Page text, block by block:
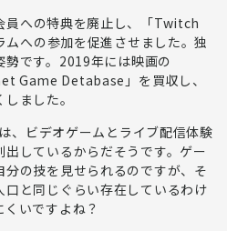
員への特典を廃止し、「Twitch
への参加を促進 させました。独
です。2019年には映画の
Game Detabase」を買収し、
ました。
、ビデオゲームとライブ配信体験
しているから だそうです。 ゲー
の技を見せられるのですが、そ
と同じぐらい存在しているわけ
いですよね？